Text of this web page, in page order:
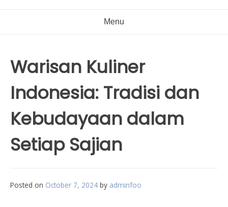
Menu
Warisan Kuliner
Indonesia: Tradisi dan
Kebudayaan dalam
Setiap Sajian
Posted on October 7, 2024 by adminfoo